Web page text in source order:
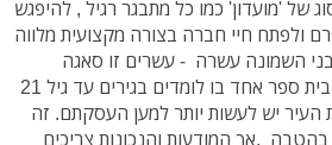
של 'מועדון' כמו כל מתבגר רגיל , להיפגש
ולפתח חיי חברה בצורה מקצועית מלווה
השמונה עשרה - עשרים זו סאגה
אחרת. יש לנו בנתניה רק בית ספר אחד בו לומדים בגירים עד גיל 21
העיר יש לעשות יותר למען העסקתם. זה
,אך המודעות והנכונות צריכים